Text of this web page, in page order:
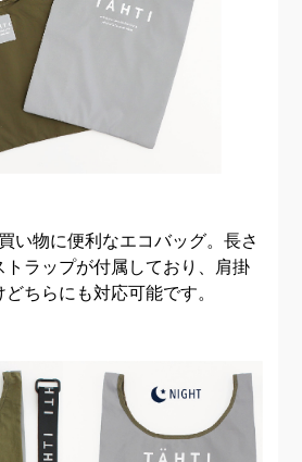
い物に便利なエコバッグ。 長さ
トラップが付属しており、肩掛
ちらにも対応可能です。